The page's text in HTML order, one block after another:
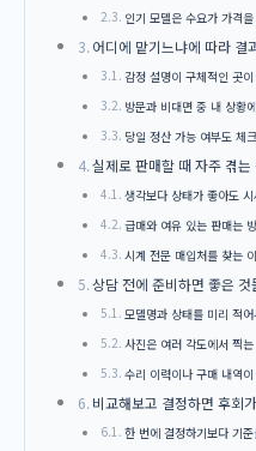
인기 모델은 수요가 가격
어디에 맡기느냐에 따라 결
감정 설명이 구체적인 곳
방문과 비대면 중 내 상황
당일 정산 가능 여부도 체
실제로 판매할 때 자주 겪는
생각보다 상태가 좋아도
급매와 여유 있는 판매는
시계 전문 매입처를 찾는
상담 전에 준비하면 좋은 것
모델명과 상태를 미리 적
사진은 여러 각도에서 찍
수리 이력이나 구매 내역
비교해보고 결정하면 후회
한 번에 결정하기보다 기